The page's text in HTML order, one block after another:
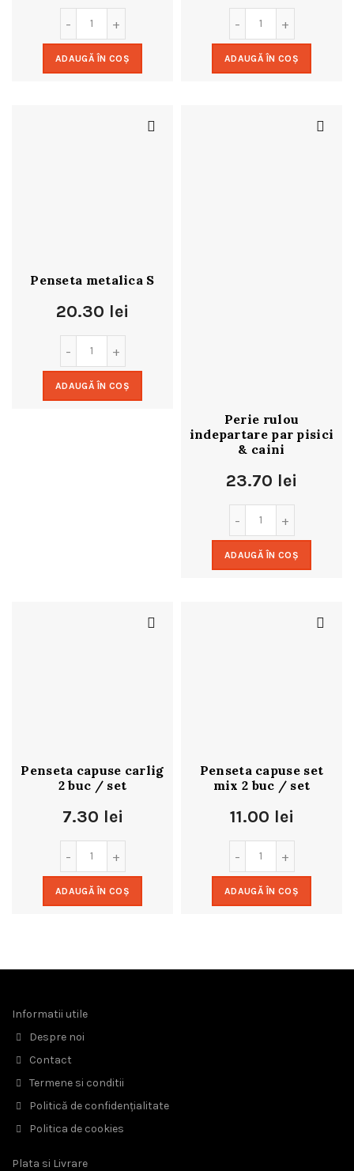
ADAUGĂ ÎN COȘ ADAUGĂ ÎN COȘ
Penseta metalica S
20.30 lei
ADAUGĂ ÎN COȘ
Perie rulou
indepartare par pisici
& caini
23.70 lei
ADAUGĂ ÎN COȘ
Penseta capuse carlig
2 buc / set
7.30 lei
ADAUGĂ ÎN COȘ
Penseta capuse set
mix 2 buc / set
11.00 lei
ADAUGĂ ÎN COȘ
Informatii utile
Despre noi
Contact
Termene si conditii
Politică de confidențialitate
Politica de cookies
Plata si Livrare